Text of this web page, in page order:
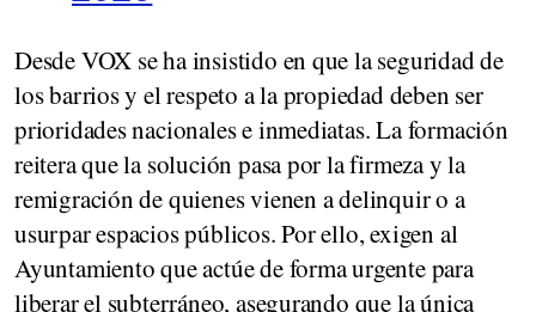
Desde VOX se ha insistido en que la seguridad de
los barrios y el respeto a la propiedad deben ser
prioridades nacionales e inmediatas. La formación
reitera que la solución pasa por la firmeza y la
remigración de quienes vienen a delinquir o a
usurpar espacios públicos. Por ello, exigen al
Ayuntamiento que actúe de forma urgente para
liberar el subterráneo, asegurando que la única